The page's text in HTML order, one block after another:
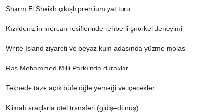
Sharm El Sheikh çıkışlı premium yat turu
Kızıldeniz’in mercan resiflerinde rehberli şnorkel deneyimi
White Island ziyareti ve beyaz kum adasında yüzme molası
Ras Mohammed Milli Parkı’nda duraklar
Teknede taze açık büfe öğle yemeği ve içecekler
Klimalı araçlarla otel transferi (gidiş–dönüş)